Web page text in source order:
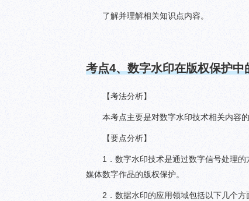
了解并理解相关知识点内容。
考点4、数字水印在版权保护中
【考法分析】
本考点主要是对数字水印技术相关内容的
【要点分析】
1．数字水印技术是通过数字信号处理
媒体数字作品的版权保护。
2．数据水印的应用领域包括以下几个